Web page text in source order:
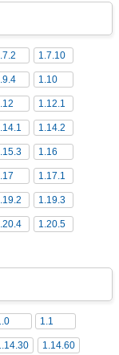
1.7.10
1.10
1.12.1
1.14.2
1.16
1.17.1
1.19.3
1.20.5
1.1
1.14.60